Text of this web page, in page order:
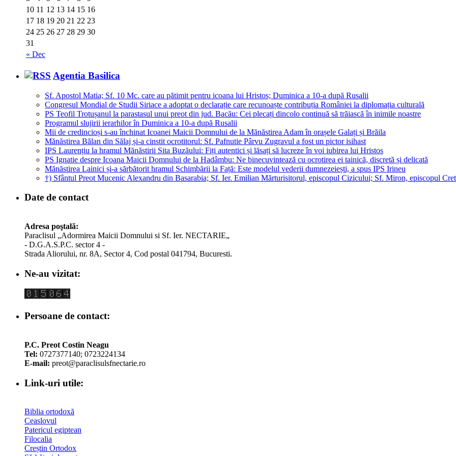
« Dec
10 11 12 13 14 15 16
17 18 19 20 21 22 23
24 25 26 27 28 29 30
31
Agentia Basilica
Sf. Apostol Matia; Sf. 10 Mc. care au pătimit pentru icoana lui Hristos; Duminica a 10-a după Rusalii
Congresul Mondial de Studii Siriace a adoptat o declarație care recunoaște contribuția României la diplomația culturală
PS Teofil Trotușanul la parastasul unui preot din jud. Bacău: Cei plecați dincolo continuă să trăiască în inimile noastre
Programul slujirii ierarhilor în Duminica a 10-a după Rusalii
Mii de credincioși s-au închinat Icoanei Maicii Domnului de la Mănăstirea Adam în orașele Galați și Brăila
Mănăstirea Bălan din Sălaj și-a cinstit ocrotitorul: Sf. Pafnutie Pârvu Zugravul a fost un pictor isihast
IPS Laurențiu la hramul Mănăstirii Sita Buzăului: Fiți autentici și lăsați să lucreze în voi iubirea lui Hristos
PS Ignatie despre Icoana Maicii Domnului de la Hadâmbu: Ne binecuvintează cu ocrotirea ei tainică, discretă și delicată
Mănăstirea Lainici și-a sărbătorit hramul Schimbării la Față: Este modelul vederii dumnezeiești, a spus IPS Irineu
†) Sfântul Preot Mucenic Alexandru din Basarabia; Sf. Ier. Emilian Mărturisitorul, episcopul Cizicului; Sf. Miron, episcopul
Date de contact
Adresa poştală:
Paraclisul „Adormirea Maicii Domnului si Sf. Ier. NECTARIE„
- D.G.A.S.P.C. sector 4 -
Strada Aliorului, nr. 8A, Sector 4, Cod postal 041794, Bucuresti.
Ne-au vizitat:
Persoane de contact:
P.C. Preot Costin Neagu
Tel: 0727377140; 0723224134
E-mail: preot@paraclisulsfnectarie.ro
Link-uri utile:
Biblia ortodoxă
Ceaslovul
Patericul egiptean
Filocalia
Creștin Ortodox